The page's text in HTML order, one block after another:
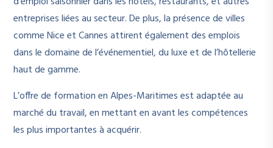
entreprises liées au secteur. De plus, la présence de villes
comme Nice et Cannes attirent également des emplois
dans le domaine de l’événementiel, du luxe et de l’hôtellerie
haut de gamme.
L’offre de formation en Alpes-Maritimes est adaptée au
marché du travail, en mettant en avant les compétences
les plus importantes à acquérir.